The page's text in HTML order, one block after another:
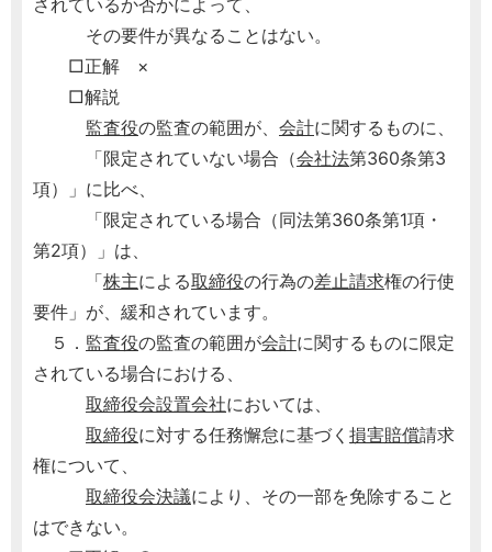
されているか否かによって、
その要件が異なることはない。
□正解 ×
□解説
監査役の監査の範囲が、 会計に関するものに、
「限定されていない場合（会社法第360条第3
項）」に比べ、
「限定されている場合（同法第360条第1項・
第2項）」は、
「株主による取締役の行為の差止請求権の行使
要件」が、緩和されています。
５． 監査役の監査の範囲が会計に関するものに限定
されている場合における、
取締役会設置会社においては、
取締役に対する任務懈怠に基づく 損害賠償請求
権について、
取締役会決議により、その一部を免除すること
はできない。